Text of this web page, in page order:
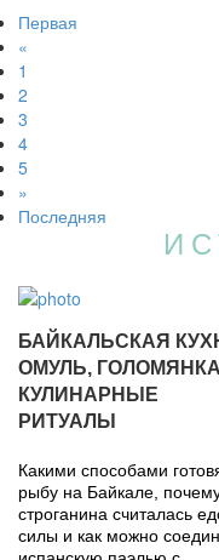
Первая
«
1
2
3
4
5
»
Последняя
БАЙКАЛЬСКАЯ
ОМУЛЬ,
КУЛИНАРНЫЕ
РИТУАЛЫ
Какими способами
рыбу на Байкале,
строганина считалась
силы и как можно